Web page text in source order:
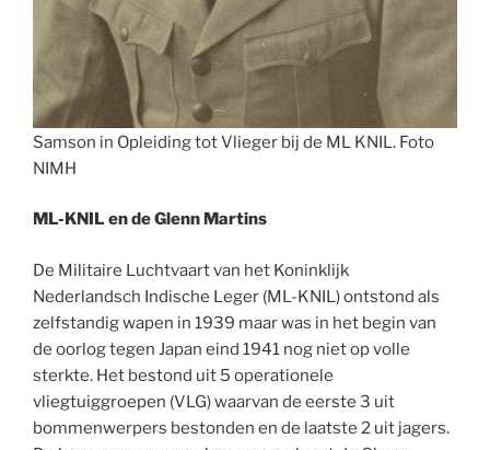
Samson in Opleiding tot Vlieger bij de ML KNIL. Foto
NIMH
ML-KNIL en de Glenn Martins
De Militaire Luchtvaart van het Koninklijk
Nederlandsch Indische Leger (ML-KNIL) ontstond als
zelfstandig wapen in 1939 maar was in het begin van
de oorlog tegen Japan eind 1941 nog niet op volle
sterkte. Het bestond uit 5 operationele
vliegtuiggroepen (VLG) waarvan de eerste 3 uit
bommenwerpers bestonden en de laatste 2 uit jagers.